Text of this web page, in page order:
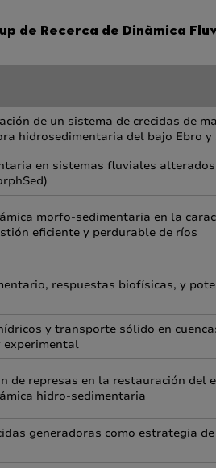
de Recerca de Dinàmica
de un sistema de crecidas de
hidrosedimentaria del bajo Ebro
en sistemas fluviales
morfo-sedimentaria en la
eficiente y perdurable de ríos
respuestas biofísicas, y
y transporte sólido en
experimental
de represas en la restauración
hidro-sedimentaria
generadoras como estrategia